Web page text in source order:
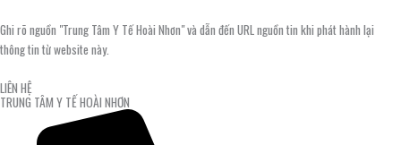
Ghi rõ nguồn "Trung Tâm Y Tế Hoài Nhơn" và dẫn đến URL nguồn tin khi phát hành lại
thông tin từ website này.
LIÊN HỆ
TRUNG TÂM Y TẾ HOÀI NHƠN